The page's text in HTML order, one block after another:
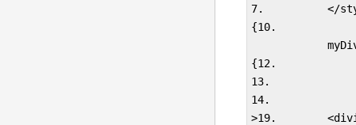
7.          </
{10.
{12.
13.
14.
>19.